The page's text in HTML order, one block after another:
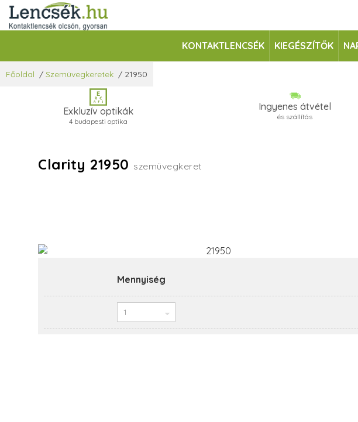
KONTAKTLENCSÉK KIEGÉSZÍTŐK
Főoldal / Szemüvegkeretek / 21950
Exkluzív optikák
4 budapesti optika
Ingyenes átvétel
és szállítás
Clarity 21950 szemüvegkeret
Mennyiség